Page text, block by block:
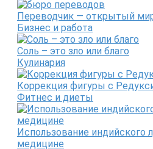
Переводчик — открытый
Бизнес и работа
Соль – это зло или благо
Кулинария
Коррекция фигуры с
Фитнес и диеты
Использование индийского
медицине